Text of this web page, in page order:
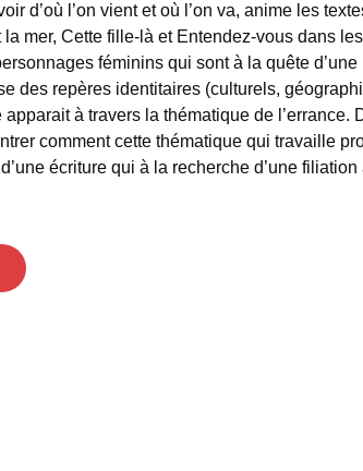
d’où l’on vient et où l’on va, anime les
mer, Cette fille-là et Entendez-vous dans
féminins qui sont à la quête
des repères identitaires (culturels,
à travers la thématique de l’errance.
comment cette thématique qui travaille
écriture qui à la recherche d’une